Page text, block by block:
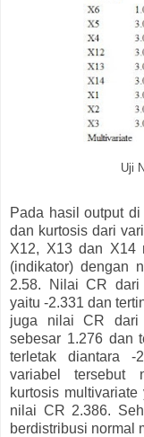
Uji
Pada hasil output
dan kurtosis dari
X12, X13 dan X14
(indikator) dengan
2.58. Nilai CR dari
yaitu -2.331 dan
juga nilai CR dari
sebesar 1.276 dan
terletak diantara -
variabel tersebut
kurtosis
nilai CR 2.386.
berdistribusi normal